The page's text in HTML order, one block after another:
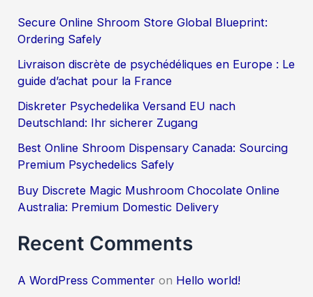
c
f
o
r
:
Secure Online Shroom Store Global Blueprint:
Ordering Safely
Livraison discrète de psychédéliques en Europe : Le
guide d’achat pour la France
Diskreter Psychedelika Versand EU nach
Deutschland: Ihr sicherer Zugang
Best Online Shroom Dispensary Canada: Sourcing
Premium Psychedelics Safely
Buy Discrete Magic Mushroom Chocolate Online
Australia: Premium Domestic Delivery
Recent Comments
A WordPress Commenter on Hello world!